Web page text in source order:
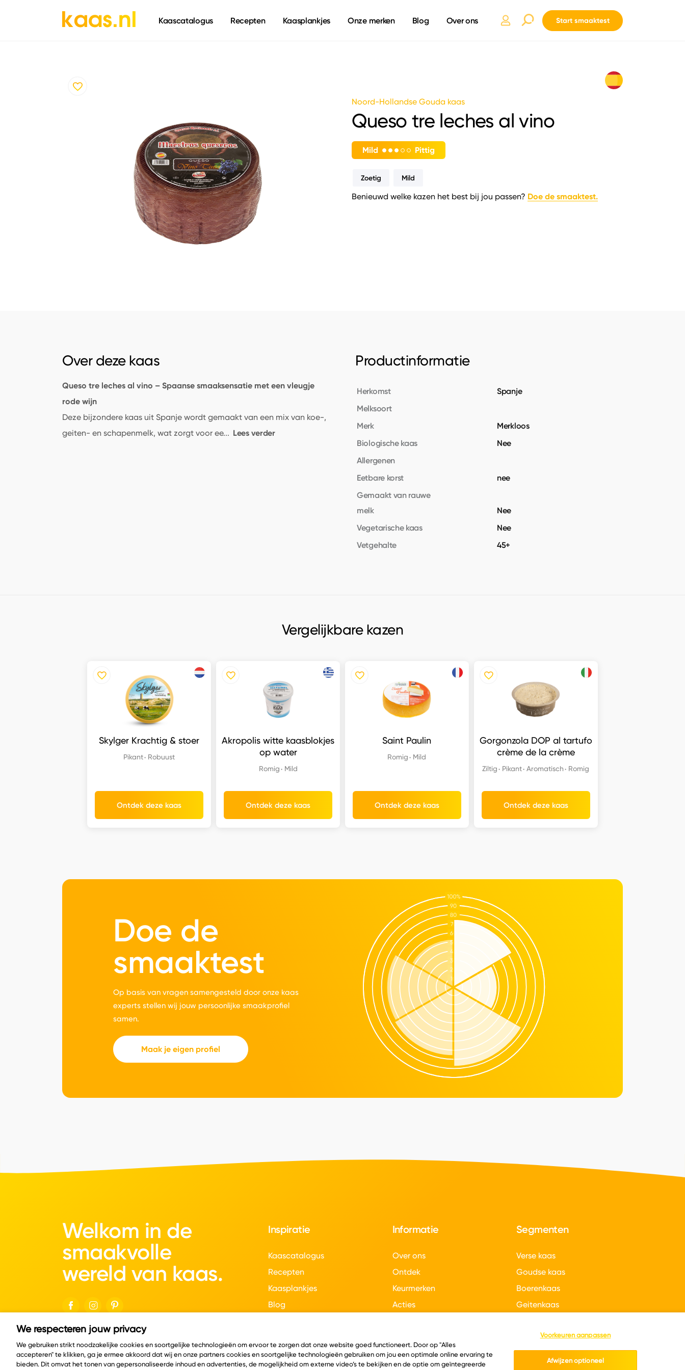
Kaascatalogus Recepten Kaasplankjes Onze merken Blog Over ons Start smaaktest
Noord-Hollandse Gouda kaas
Queso tre leches al vino
Mild Pittig
Zoetig Mild
Benieuwd welke kazen het best bij jou passen? Doe de smaaktest.
Productinformatie
Herkomst
Spanje
Melksoort
Merk
Merkloos
Biologische kaas
Nee
Allergenen
Eetbare korst
nee
Gemaakt van rauwe
melk
Nee
Vegetarische kaas
Nee
Vetgehalte
45+
Over deze kaas
Queso tre leches al vino – Spaanse smaaksensatie met een vleugje
rode wijn
Deze bijzondere kaas uit Spanje wordt gemaakt van een mix van koe-,
geiten- en schapenmelk, wat zorgt voor ee... Lees verder
Vergelijkbare kazen
Skylger Krachtig & stoer
Pikant Robuust
Ontdek deze kaas
Akropolis witte kaasblokjes
op water
Romig Mild
Ontdek deze kaas
Saint Paulin
Romig Mild
Ontdek deze kaas
Gorgonzola DOP al tartufo
crème de la crème
Ziltig Pikant Aromatisch Romig
Ontdek deze kaas
Doe de
smaaktest
Op basis van vragen samengesteld door onze kaas
experts stellen wij jouw persoonlijke smaakprofiel
samen.
Maak je eigen profiel
Welkom in de
smaakvolle
wereld van kaas.
© Copyright 2026 Velder
Inspiratie
Kaascatalogus
Recepten
Kaasplankjes
Blog
Informatie
Over ons
Ontdek
Keurmerken
Acties
Segmenten
Verse kaas
Goudse kaas
Boerenkaas
Geitenkaas
We respecteren jouw privacy
We gebruiken strikt noodzakelijke cookies en soortgelijke technologieën om ervoor te zorgen dat onze website goed functioneert. Door op "Alles
accepteren" te klikken, ga je ermee akkoord dat wij en onze partners cookies en soortgelijke technologieën gebruiken om jou een optimale online ervaring te
bieden. Dit omvat het tonen van gepersonaliseerde inhoud en advertenties, de mogelijkheid om externe video’s te bekijken en de optie om geïntegreerde
Voorkeuren aanpassen
Afwijzen optioneel